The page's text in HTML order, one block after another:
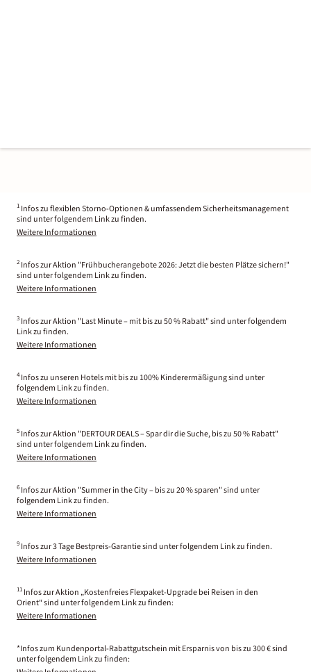
1 Infos zu flexiblen Storno-Optionen & umfassendem Sicherheitsmanagement
sind unter folgendem Link zu finden.
Weitere Informationen
2 Infos zur Aktion "Frühbucherangebote 2026: Jetzt die besten Plätze sichern!"
sind unter folgendem Link zu finden.
Weitere Informationen
3 Infos zur Aktion "Last Minute – mit bis zu 50 % Rabatt" sind unter folgendem
Link zu finden.
Weitere Informationen
4 Infos zu unseren Hotels mit bis zu 100% Kinderermäßigung sind unter
folgendem Link zu finden.
Weitere Informationen
5 Infos zur Aktion "DERTOUR DEALS – Spar dir die Suche, bis zu 50 % Rabatt"
sind unter folgendem Link zu finden.
Weitere Informationen
6 Infos zur Aktion "Summer in the City – bis zu 20 % sparen" sind unter
folgendem Link zu finden.
Weitere Informationen
9 Infos zur 3 Tage Bestpreis-Garantie sind unter folgendem Link zu finden.
Weitere Informationen
11 Infos zur Aktion „Kostenfreies Flexpaket-Upgrade bei Reisen in den
Orient“ sind unter folgendem Link zu finden:
Weitere Informationen
*Infos zum Kundenportal-Rabattgutschein mit Ersparnis von bis zu 300 € sind
unter folgendem Link zu finden: